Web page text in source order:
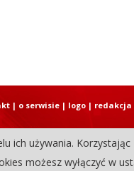
| o serwisie| logo| redakcja
ich używania.
możesz wyłączyć w